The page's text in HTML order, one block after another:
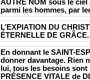
AUTRE NOM sous le
parmi les hommes, par
L’EXPIATION DU
ÉTERNELLE DE GRÂCE.
En donnant le SAINT-
donner davantage. Rien
lui, tous les besoins
PRÉSENCE VITALE de